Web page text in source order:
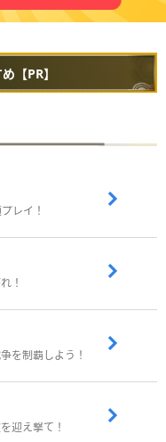
【PR】
レイ！
！
を制覇しよう！
迎え撃て！